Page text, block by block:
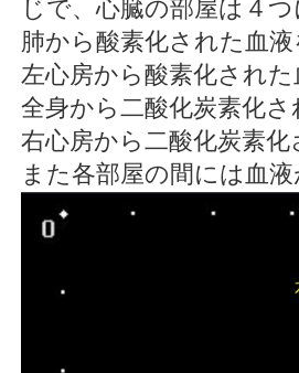
じで、心臓の部屋は４
肺から酸素化された血液
左心房から酸素化され
全身から二酸化炭素化さ
右心房から二酸化炭素
また各部屋の間には血